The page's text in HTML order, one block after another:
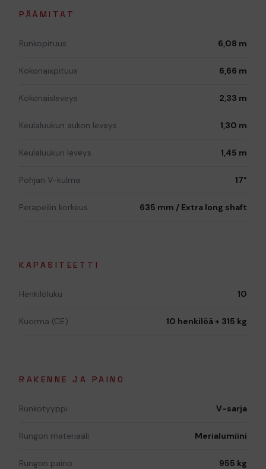
PÄÄMITAT
Runkopituus 6,08 m
Kokonaispituus 6,66 m
Kokonaisleveys 2,33 m
Keulaluukun aukon leveys 1,30 m
Keulaluukun leveys 1,45 m
Pohjan V-kulma 17°
Peräpeilin korkeus 635 mm / Extra long shaft
KAPASITEETTI
Henkilöluku 10
Kuorma (CE) 10 henkilöä + 315 kg
RAKENNE JA PAINO
Runkotyyppi V-sarja
Rungon materiaali Merialumiini
Rungon paino 955 kg